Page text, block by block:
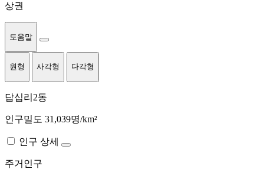
상권
도움말
원형 사각형 다각형
답십리2동
인구밀도 31,039명/km²
인구 상세
주거인구